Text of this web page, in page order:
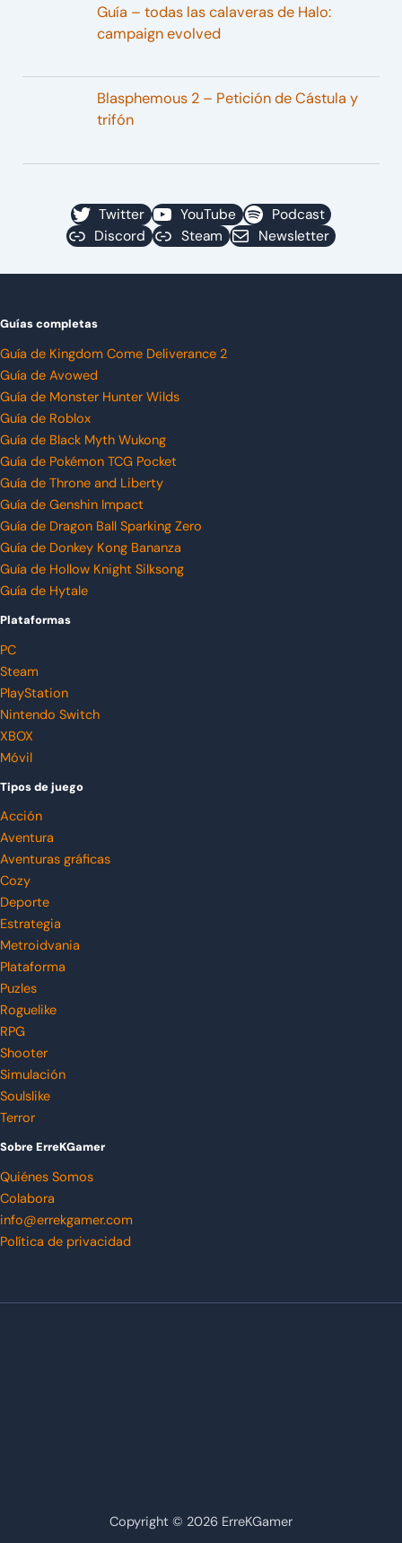
Guía – todas las calaveras de Halo:
campaign evolved
Blasphemous 2 – Petición de Cástula y
trifón
Twitter YouTube
Podcast
Discord
Steam Newsletter
Guías completas
Guía de Kingdom Come Deliverance 2
Guía de Avowed
Guía de Monster Hunter Wilds
Guía de Roblox
Guía de Black Myth Wukong
Guía de Pokémon TCG Pocket
Guía de Throne and Liberty
Guía de Genshin Impact
Guía de Dragon Ball Sparking Zero
Guía de Donkey Kong Bananza
Guía de Hollow Knight Silksong
Guía de Hytale
Plataformas
PC
Steam
PlayStation
Nintendo Switch
XBOX
Móvil
Tipos de juego
Acción
Aventura
Aventuras gráficas
Cozy
Deporte
Estrategia
Metroidvania
Plataforma
Puzles
Roguelike
RPG
Shooter
Simulación
Soulslike
Terror
Sobre ErreKGamer
Quiénes Somos
Colabora
info@errekgamer.com
Política de privacidad
Copyright © 2026 ErreKGamer